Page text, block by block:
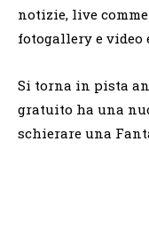
notizie, live
fotogallery e video
Si torna in pista
gratuito ha una
schierare una